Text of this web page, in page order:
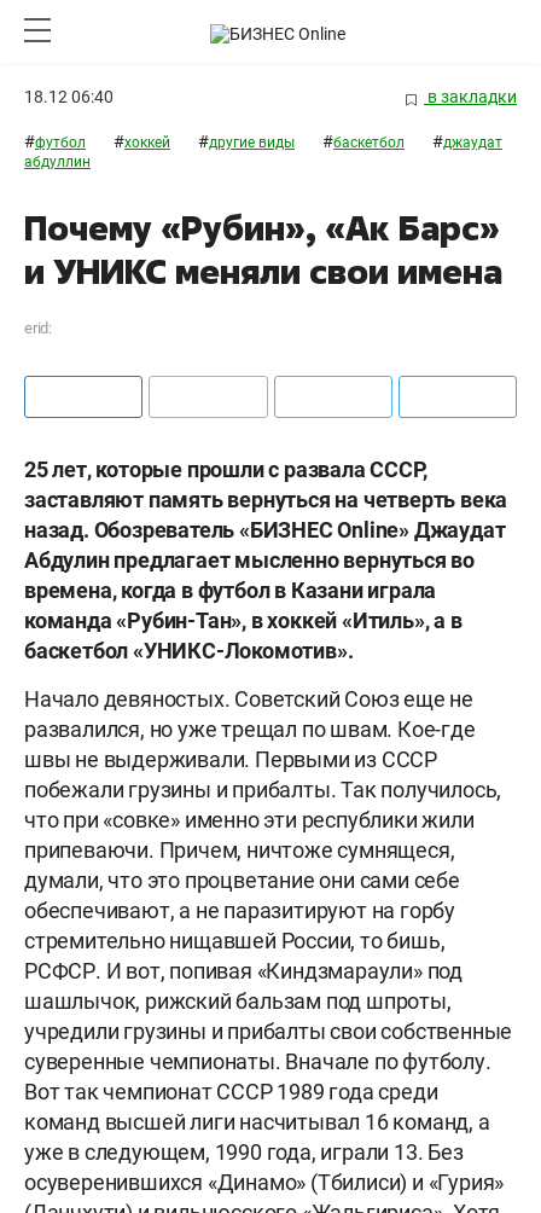
18.12 06:40 в закладки
#футбол #хоккей #другие виды #баскетбол #джаудат
абдуллин
Почему «Рубин», «Ак Барс»
и УНИКС меняли свои имена
erid:
25 лет, которые прошли с развала СССР,
заставляют память вернуться на четверть века
назад. Обозреватель «БИЗНЕС Online» Джаудат
Абдулин предлагает мысленно вернуться во
времена, когда в футбол в Казани играла
команда «Рубин-Тан», в хоккей «Итиль», а в
баскетбол «УНИКС-Локомотив».
Начало девяностых. Советский Союз еще не
развалился, но уже трещал по швам. Кое-где
швы не выдерживали. Первыми из СССР
побежали грузины и прибалты. Так получилось,
что при «совке» именно эти республики жили
припеваючи. Причем, ничтоже сумнящеся,
думали, что это процветание они сами себе
обеспечивают, а не паразитируют на горбу
стремительно нищавшей России, то бишь,
РСФСР. И вот, попивая «Киндзмараули» под
шашлычок, рижский бальзам под шпроты,
учредили грузины и прибалты свои собственные
суверенные чемпионаты. Вначале по футболу.
Вот так чемпионат СССР 1989 года среди
команд высшей лиги насчитывал 16 команд, а
уже в следующем, 1990 года, играли 13. Без
осуверенившихся «Динамо» (Тбилиси) и «Гурия»